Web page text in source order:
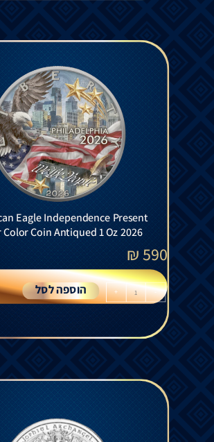
Eagle Independence Present
Color Coin Antiqued 1 Oz 2026
590
₪
-
+ הוספה לסל